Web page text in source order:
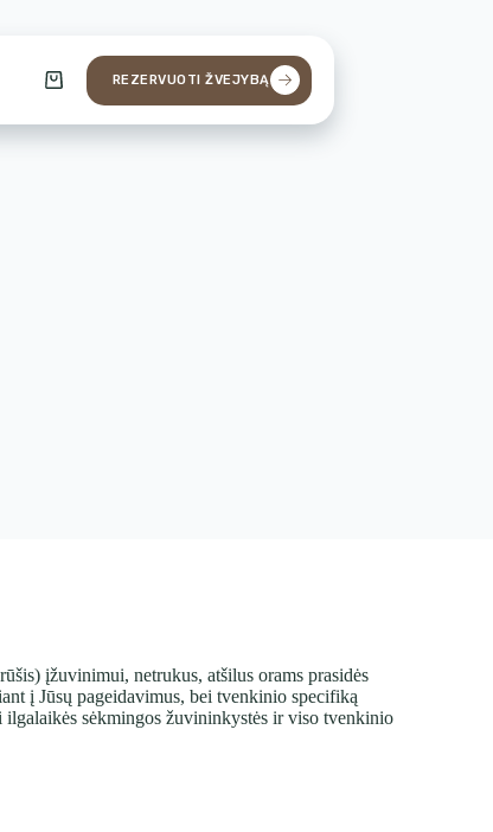
REZERVUOTI ŽVEJYBĄ
įžuvinimui, netrukus, atšilus orams prasidės
į Jūsų pageidavimus, bei tvenkinio specifiką
sėkmingos žuvininkystės ir viso tvenkinio